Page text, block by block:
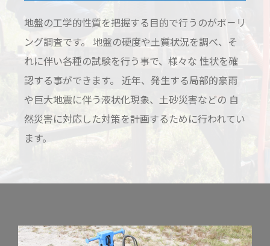
地盤の工学的性質を把握する目的で行うのがボ－リ
ング調査です。 地盤の硬度や土質状況を調べ、そ
れに伴い各種の試験を行う事で、様々な 性状を確
認する事ができます。 近年、発生する局部的豪雨
や巨大地震に伴う液状化現象、土砂災害などの 自
然災害に対応した対策を計画するために行われてい
ます。